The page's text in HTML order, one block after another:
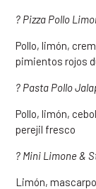
? Pizza Pollo
Pollo, limón,
pimientos rojos
? Pasta Pollo
Pollo, limón,
perejil fresco
? Mini Limone &
Limón,